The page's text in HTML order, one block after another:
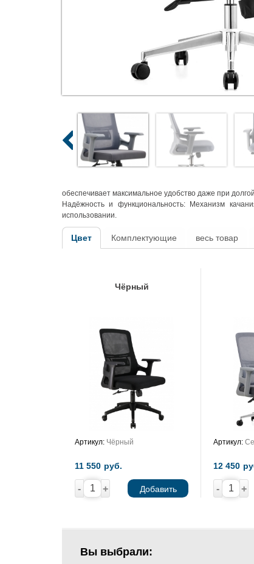
обеспечивает максимальное удобство даже при
Надёжность и функциональность: Механизм
использовании.
Цвет Комплектующие весь товар
Чёрный
Артикул: Чёрный
11 550 руб.
- + Добавить
Артикул:
12 450
- +
Вы выбрали: